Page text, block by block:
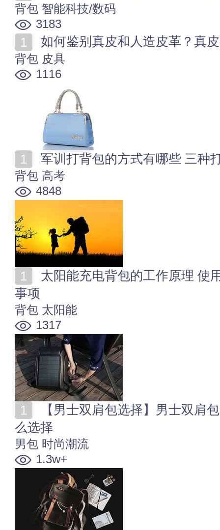
背包 智能科技/数码
3183
如何鉴别真皮和人造皮革？真
背包 皮具
1116
军训打背包的方式有哪些 三种
背包 高考
4848
事项
背包 太阳能
1317
么选择
男包 时尚潮流
1.3w+